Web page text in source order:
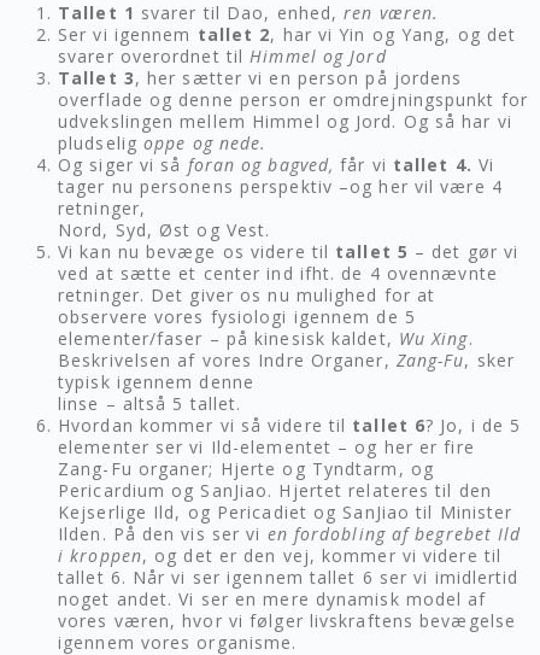
Tallet 1 svarer til Dao, enhed,ren væren.
Ser vi igennem tallet 2, har vi Yin og Yang, og det
svarer overordnet tilHimmel og Jord
Tallet 3, her sætter vi en person på jordens
overflade og denne person er omdrejningspunkt for
udvekslingen mellem Himmel og Jord. Og så har vi
pludselig oppe og nede.
Og siger vi så foran og bagved, får vi tallet 4. Vi
tager nu personens perspektiv –og her vil være 4
retninger,
Nord, Syd, Øst og Vest.
Vi kan nu bevæge os videre til tallet 5 – det gør vi
ved at sætte et center ind ifht. de 4 ovennævnte
retninger. Det giver os nu mulighed for at
observere vores fysiologi igennem de 5
elementer/faser – på kinesisk kaldet, Wu Xing.
Beskrivelsen af vores Indre Organer, Zang-Fu, sker
typisk igennem denne
linse – altså 5 tallet.
Hvordan kommer vi så videre til tallet 6? Jo, i de 5
elementer ser vi Ild-elementet – og her er fire
Zang-Fu organer; Hjerte og Tyndtarm, og
Pericardium og SanJiao. Hjertet relateres til den
Kejserlige Ild, og Pericadiet og SanJiao til Minister
Ilden. På den vis ser vi en fordobling af begrebet Ild
i kroppen, og det er den vej, kommer vi videre til
tallet 6. Når vi ser igennem tallet 6 ser vi imidlertid
noget andet. Vi ser en mere dynamisk model af
vores væren, hvor vi følger livskraftens bevægelse
igennem vores organisme.